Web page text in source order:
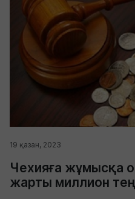
19 қазан, 2023
Чехияға жұмысқа
жарты миллион